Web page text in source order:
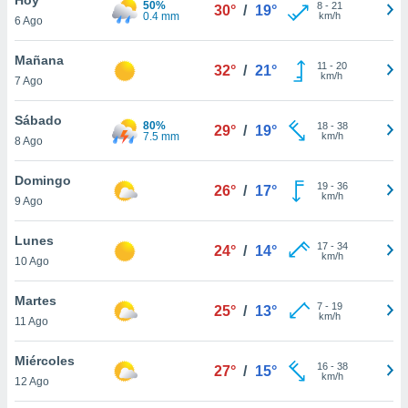
en
más
nuestra
de
cookies
aceptar
6 Ago
50%
0.4 mm
30° / 19° 8- 21
km/h
Mañana
7 Ago
32° / 21° 11 - 20
km/h
Sábado
8 Ago
80%
7.5 mm
29° / 19° 18- 38
km/h
Domingo
9 Ago
26° / 17° 19- 36
km/h
Lunes
10 Ago
24° / 14° 17- 34
km/h
Martes
11 Ago
25° / 13° 7- 19
km/h
Miércoles
12 Ago
27° / 15° 16- 38
km/h